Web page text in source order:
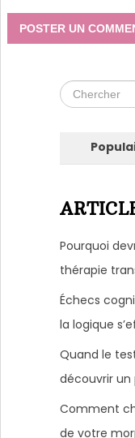
Pourquoi
thérapie
Échecs
la logique
Quand le
découvrir un
Comment
de votre